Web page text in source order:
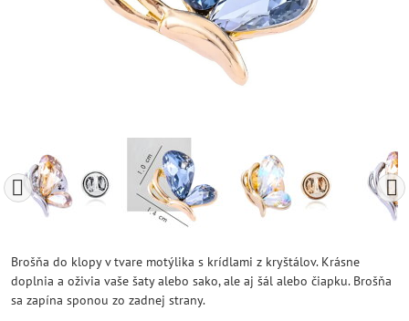
Brošňa do klopy v tvare motýlika s krídlami z kryštálov. Krásne
doplnia a oživia vaše šaty alebo sako, ale aj šál alebo čiapku. Brošňa
sa zapína sponou zo zadnej strany.